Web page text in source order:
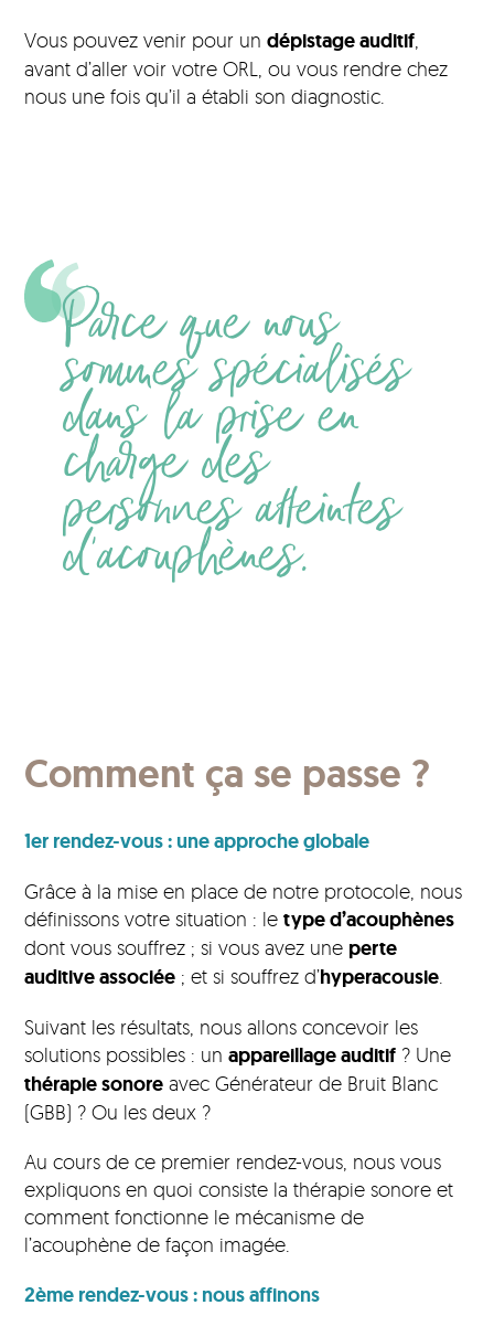
Vous pouvez venir pour undépistage auditif
avant d’aller voir votre ORL, ou vous rendre chez
nous une fois qu’il a établi son diagnostic.
Parce que nous
sommes spécialisés
dans la prise en
charge des
personnes atteintes
d’acouphènes.
Comment ça se passe ?
1er rendez-vous : une approche globale
Grâce à la mise en place de notre protocole, nous
définissons votre situation : letype d’acouphènes
dont vous souffrez ; si vous avez une perte
auditive associée ; et si souffrez d’hyperacousie
Suivant les résultats, nous allons concevoir les
solutions possibles : unappareillage auditif ? Une
thérapie sonore avec Générateur de Bruit Blanc
(GBB) ? Ou les deux ?
Au cours de ce premier rendez-vous, nous vous
expliquons en quoi consiste la thérapie sonore et
comment fonctionne le mécanisme de
l’acouphène de façon imagée.
2ème rendez-vous : nous affinons